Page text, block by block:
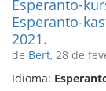
Esperanto-
Esperanto-
2021.
de Bert, 28 de
Idioma: